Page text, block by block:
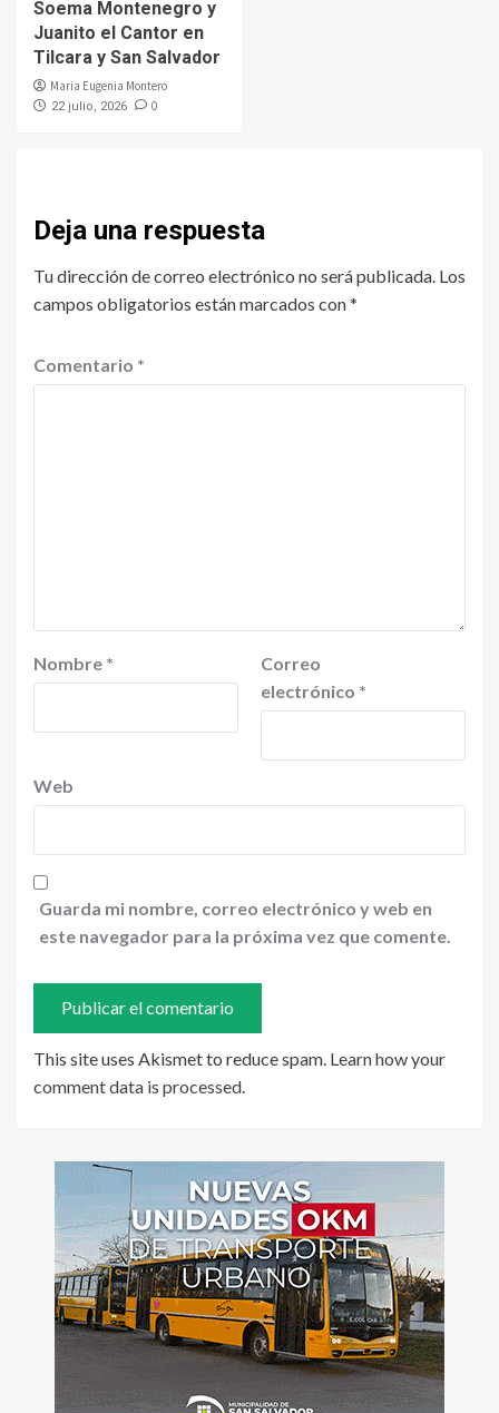
Soema Montenegro y
Juanito el Cantor en
Tilcara y San Salvador
Maria Eugenia Montero
22 julio, 2026 0
Deja una respuesta
Tu dirección de correo electrónico no será publicada. Los
campos obligatorios están marcados con*
Comentario *
Nombre *
Correo
electrónico *
Web
Guarda mi nombre, correo electrónico y web en
este navegador para la próxima vez que comente.
This site uses Akismet to reduce spam. Learn how your
comment data is processed